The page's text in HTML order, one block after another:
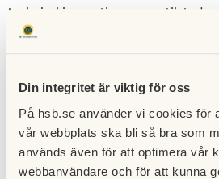
Din integritet är viktig för oss
På hsb.se använder vi cookies för
vår webbplats ska bli så bra som
används även för att optimera vår
webbanvändare och för att kunna
technical innovations, a ventilated
panels are just two examples. All
HSB Living Lab collaborates with
share a focus on social, economic
sustainability. The ultimate goal is
technology for the projectGood